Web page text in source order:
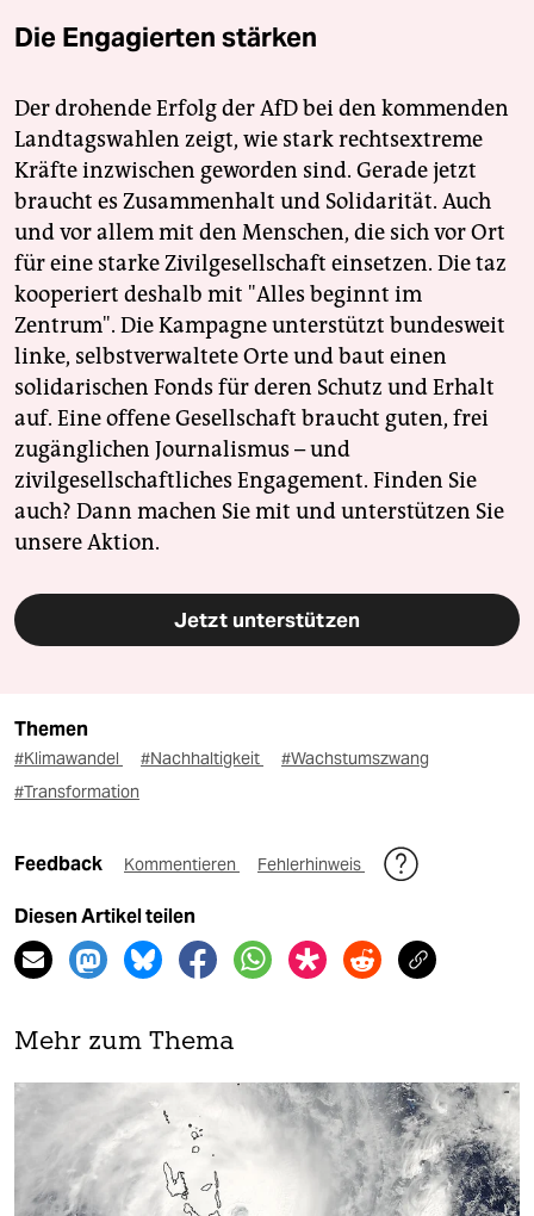
Die Engagierten stärken
Der drohende Erfolg der AfD bei den kommenden
Landtagswahlen zeigt, wie stark rechtsextreme
Kräfte inzwischen geworden sind. Gerade jetzt
braucht es Zusammenhalt und Solidarität. Auch
und vor allem mit den Menschen, die sich vor Ort
für eine starke Zivilgesellschaft einsetzen. Die taz
kooperiert deshalb mit "Alles beginnt im
Zentrum". Die Kampagne unterstützt bundesweit
linke, selbstverwaltete Orte und baut einen
solidarischen Fonds für deren Schutz und Erhalt
auf. Eine offene Gesellschaft braucht guten, frei
zugänglichen Journalismus – und
zivilgesellschaftliches Engagement. Finden Sie
auch? Dann machen Sie mit und unterstützen Sie
unsere Aktion.
Jetzt unterstützen
Themen
#Klimawandel #Nachhaltigkeit
#Wachstumszwang
#Transformation
Feedback Kommentieren Fehlerhinweis
Diesen Artikel teilen
Mehr zum Thema